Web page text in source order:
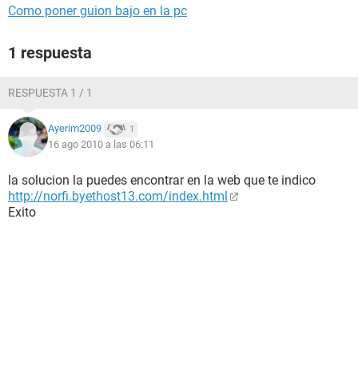
Como poner guion bajo en la pc
1 respuesta
RESPUESTA 1 / 1
Ayerim2009 1
16 ago 2010 a las 06:11
la solucion la puedes encontrar en la web que te indico
http://norfi.byethost13.com/index.html
Exito